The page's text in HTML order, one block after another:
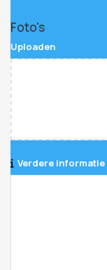
Foto's
Uploaden
Verdere informatie